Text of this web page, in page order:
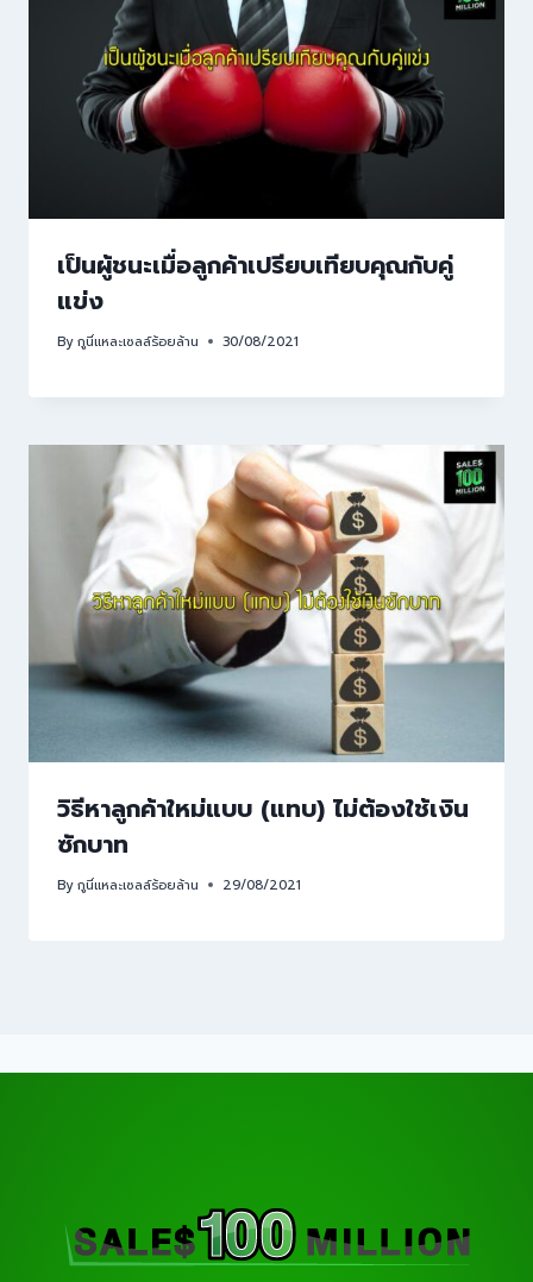
เป็นผู้ชนะเมื่อลูกค้าเปรียบเทียบคุณกับคู่
แข่ง
Byกูนี่แหละเซลล์ร้อยล้าน 30/08/2021
วิธีหาลูกค้าใหม่แบบ (แทบ) ไม่ต้องใช้เงิน
ซักบาท
Byกูนี่แหละเซลล์ร้อยล้าน 29/08/2021